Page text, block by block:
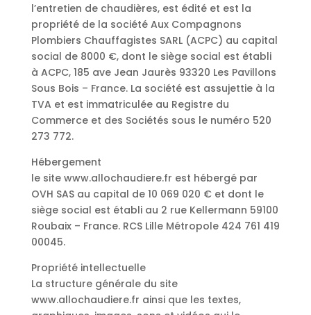
l’entretien de chaudières, est édité et est la
propriété de la société Aux Compagnons
Plombiers Chauffagistes SARL (ACPC) au capital
social de 8000 €, dont le siège social est établi
à ACPC, 185 ave Jean Jaurès 93320 Les Pavillons
Sous Bois – France. La société est assujettie à la
TVA et est immatriculée au Registre du
Commerce et des Sociétés sous le numéro 520
273 772.
Hébergement
le site www.allochaudiere.fr est hébergé par
OVH SAS au capital de 10 069 020 € et dont le
siège social est établi au 2 rue Kellermann 59100
Roubaix – France. RCS Lille Métropole 424 761 419
00045.
Propriété intellectuelle
La structure générale du site
www.allochaudiere.fr ainsi que les textes,